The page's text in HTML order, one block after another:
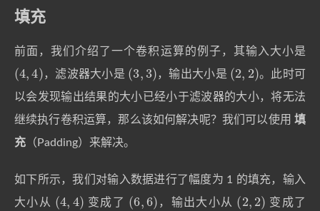
填充
前面，我们介绍了一个卷积运算的例子，其输入大小是
(4 4) ，滤波器大小是 (3 3) ，输出大小是 (2 2) 。此时可
以会发现输出结果的大小已经小于滤波器的大小，将无法
继续执行卷积运算，那么该如何解决呢？我们可以使用 填
充 （Padding）来解决。
如下所示，我们对输入数据进行了幅度为 1 的填充，输入
大小从 (4 4) 变成了 (6 6) ，输出大小从 (2, 2) 变成了